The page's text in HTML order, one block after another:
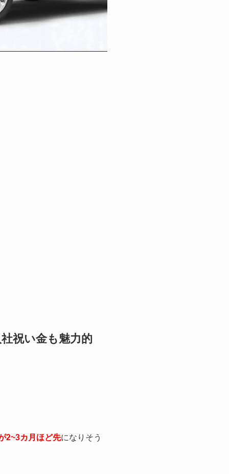
祝い金も魅力的
2~3カ月ほど先になりそう